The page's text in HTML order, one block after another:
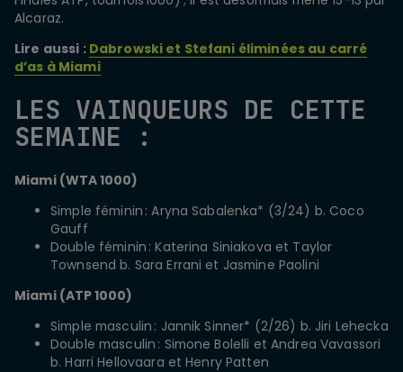
Alcaraz.
Lire aussi : Dabrowski et Stefani éliminées au carré
d’as à Miami
LES VAINQUEURS DE CETTE
SEMAINE :
Miami (WTA 1000)
Simple féminin : Aryna Sabalenka* (3/24) b. Coco
Gauff
Double féminin : Katerina Siniakova et Taylor
Townsend b. Sara Errani et Jasmine Paolini
Miami (ATP 1000)
Simple masculin : Jannik Sinner* (2/26) b. Jiri Lehecka
Double masculin : Simone Bolelli et Andrea Vavassori
b. Harri Hellovaara et Henry Patten